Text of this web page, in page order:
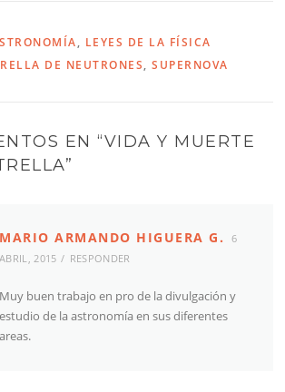
, LEYES DE LA FÍSICA
DE NEUTRONES,SUPERNOVA
EN “VIDA Y MUERTE
”
MARIO ARMANDO HIGUERA G.
6
ABRIL, 2015
RESPONDER
Muy buen trabajo en pro de la divulgación y
estudio de la astronomía en sus diferentes
areas.